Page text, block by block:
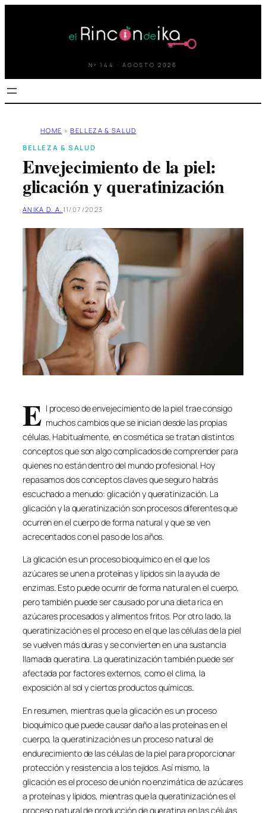
Nº 144 · AGOSTO 2026
HOME » BELLEZA & SALUD
BELLEZA & SALUD
Envejecimiento de la piel:
glicación y queratinización
ANIKA D. A. 11/07/2023
E l proceso de envejecimiento de la piel trae consigo
muchos cambios que se inician desde las propias
células. Habitualmente, en cosmética se tratan distintos
conceptos que son algo complicados de comprender para
quienes no están dentro del mundo profesional. Hoy
repasamos dos conceptos claves que seguro habrás
escuchado a menudo: glicación y queratinización. La
glicación y la queratinización son procesos diferentes que
ocurren en el cuerpo de forma natural y que se ven
acrecentados con el paso de los años.
La glicación es un proceso bioquímico en el que los
azúcares se unen a proteínas y lípidos sin la ayuda de
enzimas. Esto puede ocurrir de forma natural en el cuerpo,
pero también puede ser causado por una dieta rica en
azúcares procesados y alimentos fritos. Por otro lado, la
queratinización es el proceso en el que las células de la piel
se vuelven más duras y se convierten en una sustancia
llamada queratina. La queratinización también puede ser
afectada por factores externos, como el clima, la
exposición al sol y ciertos productos químicos.
En resumen, mientras que la glicación es un proceso
bioquímico que puede causar daño a las proteínas en el
cuerpo, la queratinización es un proceso natural de
endurecimiento de las células de la piel para proporcionar
protección y resistencia a los tejidos. Así mismo, la
glicación es el proceso de unión no enzimática de azúcares
a proteínas y lípidos, mientras que la queratinización es el
proceso natural de producción de queratina en las células